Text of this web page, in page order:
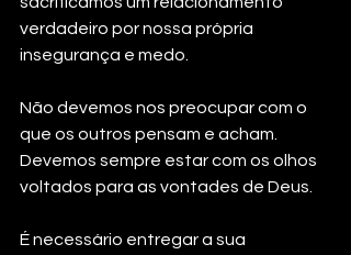
verdadeiro por nossa própria
insegurança e medo.
Não devemos nos preocupar com o
que os outros pensam e acham.
Devemos sempre estar com os olhos
voltados para as vontades de Deus.
É necessário entregar a sua